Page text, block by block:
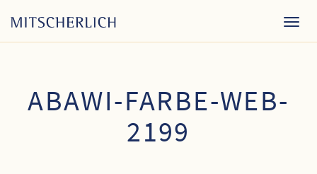
ABAWI-FARBE-WEB-
2199